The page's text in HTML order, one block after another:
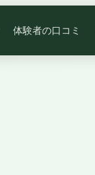
体験者の口コミ